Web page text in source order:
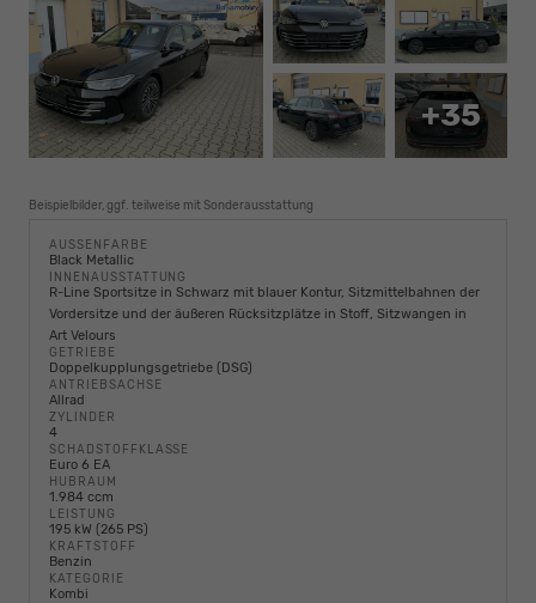
+35
Beispielbilder, ggf. teilweise mit Sonderausstattung
AUSSENFARBE
Black Metallic
INNENAUSSTATTUNG
R-Line Sportsitze in Schwarz mit blauer Kontur, Sitzmittelbahnen der
Vordersitze und der äußeren Rücksitzplätze in Stoff, Sitzwangen in
Art Velours
GETRIEBE
Doppelkupplungsgetriebe (DSG)
ANTRIEBSACHSE
Allrad
ZYLINDER
4
SCHADSTOFFKLASSE
Euro 6 EA
HUBRAUM
1.984 ccm
LEISTUNG
195 kW (265 PS)
KRAFTSTOFF
Benzin
KATEGORIE
Kombi